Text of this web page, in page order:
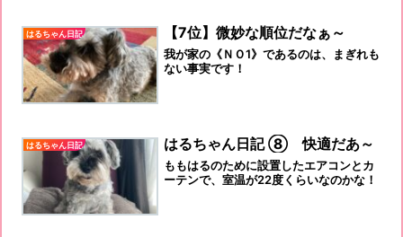
はるちゃん日記 【7位】微妙な順位だなぁ～
我が家の《ＮＯ1》であるのは、まぎれも
ない事実です！
はるちゃん日記 はるちゃん日記 ⑧ 快適だあ～
ももはるのために設置したエアコンとカ
ーテンで、室温が22度くらいなのかな！